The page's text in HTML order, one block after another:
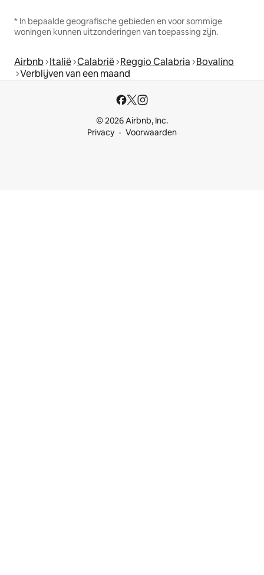
* In bepaalde geografische gebieden en voor sommige
woningen kunnen uitzonderingen van toepassing zijn.
Airbnb Italië Calabrië Reggio Calabria Bovalino
Verblijven van een maand
© 2026 Airbnb, Inc.
Privacy
Voorwaarden